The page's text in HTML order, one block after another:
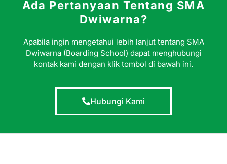
Ada Pertanyaan Tentang SMA
Dwiwarna?
Apabila ingin mengetahui lebih lanjut tentang SMA
Dwiwarna (Boarding School) dapat menghubungi
kontak kami dengan klik tombol di bawah ini.
Hubungi Kami